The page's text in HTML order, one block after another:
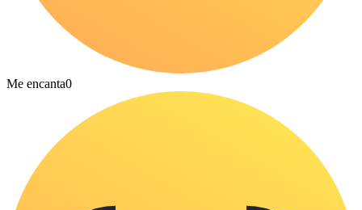
Me encanta0